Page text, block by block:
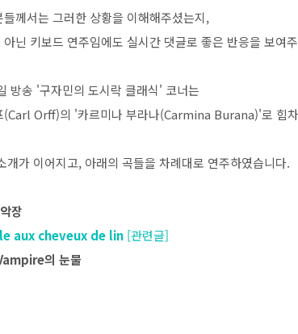
들께서는 그러한 상황을 이해해주셨는지,
아닌 키보드 연주임에도 실시간 댓글로 좋은 반응을 보여
방송 '구자민의 도시락 클래식' 코너는
(Carl Orff)의 '카르미나 부라나(Carmina Burana)'로 힘
개가 이어지고, 아래의 곡들을 차례대로 연주하였습니다.
장
aux cheveux de lin [관련글]
의 눈물